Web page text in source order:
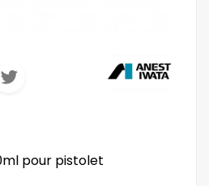
pour pistolet